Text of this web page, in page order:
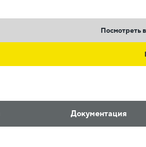
Посмотреть
Документация